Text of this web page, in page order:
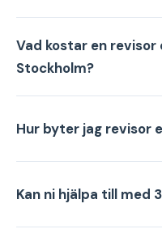
Vad kostar en
Stockholm?
Hur byter jag revisor
Kan ni hjälpa till med